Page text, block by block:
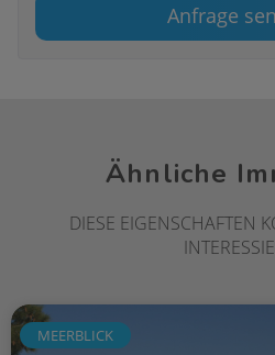
Anfrage
Ähnliche
DIESE EIGENSCHAFTEN
MEERBLICK